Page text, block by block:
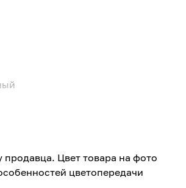
Цвет товара на фото
цветопередачи